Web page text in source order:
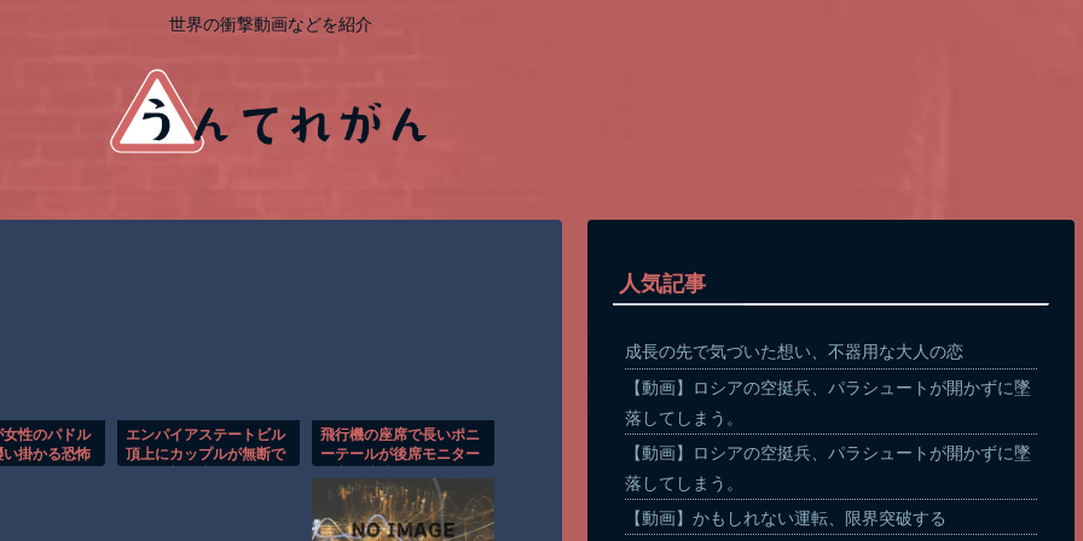
世界の衝撃動画などを紹介
性のパドル
掛かる恐怖
エンパイアステートビル
頂上にカップルが無断で
飛行機の座席で長いポニ
ーテールが後席モニター
人気記事
成長の先で気づいた想い、不器用な大人の恋
【動画】ロシアの空挺兵、パラシュートが開かずに墜
落してしまう。
【動画】ロシアの空挺兵、パラシュートが開かずに墜
落してしまう。
【動画】かもしれない運転、限界突破する